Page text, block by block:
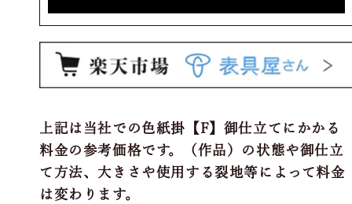
上記は当社での色紙掛【F】御仕立てにかかる
料金の参考価格です。（作品）の状態や御仕立
て方法、大きさや使用する裂地等によって料金
は変わります。